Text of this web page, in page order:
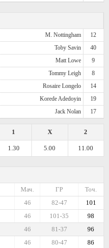
M. Nottingham
12
Toby Savin
40
Matt Lowe
9
Tommy Leigh
8
Rosaire Longelo
14
Korede Adedoyin
19
Jack Nolan 17
2
X
1
11.00
5.00
1.30
Точ.
ГР
Мач.
101
82-47
46
98
101-35
46
96
81-37
46
86
80-47
46